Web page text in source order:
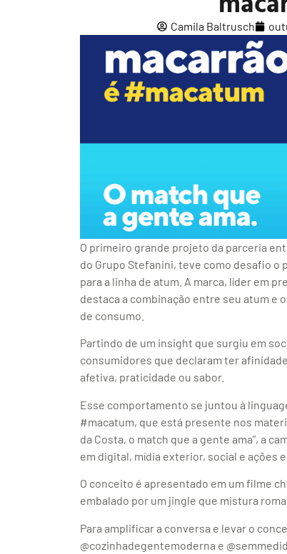
Camila Baltrusch
O primeiro grande projeto da parceria
do Grupo Stefanini, teve como desafio o
para a linha de atum. A marca, líder em
destaca a combinação entre seu atum e
de consumo.
Partindo de um insight que surgiu em
consumidores que declaram ter
afetiva, praticidade ou sabor.
Esse comportamento se juntou à
#macatum, que está presente nos
da Costa, o match que a gente ama”, a
em digital, mídia exterior, social e ações
O conceito é apresentado em um filme
embalado por um jingle que mistura
Para amplificar a conversa e levar o
@cozinhadegentemoderna e